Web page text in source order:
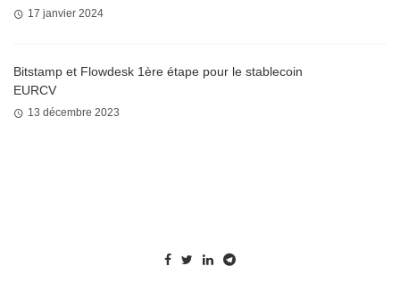
17 janvier 2024
Bitstamp et Flowdesk 1ère étape pour le stablecoin
EURCV
13 décembre 2023